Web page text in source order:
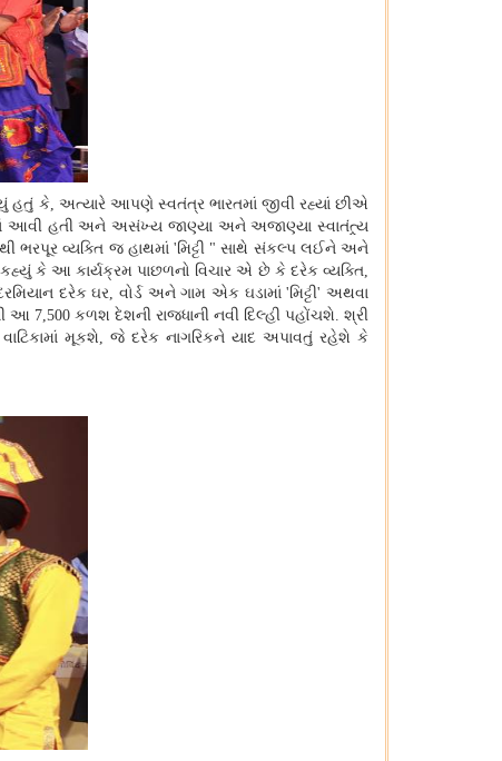
હતું કે, અત્યારે આપણે સ્વતંત્ર ભારતમાં જીવી રહ્યાં છીએ
આવી હતી અને અસંખ્ય જાણ્યા અને અજાણ્યા સ્વાતંત્ર્ય
ભરપૂર વ્યક્તિ જ હાથમાં 'મિટ્ટી " સાથે સંકલ્પ લઈને અને
કે આ કાર્યક્રમ પાછળનો વિચાર એ છે કે દરેક વ્યક્તિ,
દરેક ઘર, વોર્ડ અને ગામ એક ઘડામાં 'મિટ્ટી' અથવા
કળશ દેશની રાજધાની નવી દિલ્હી પહોંચશે. શ્રી
મૂકશે, જે દરેક નાગરિકને યાદ અપાવતું રહેશે કે